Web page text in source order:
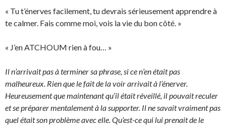
« Tu t’énerves facilement, tu devrais sérieusement apprendre à
te calmer. Fais comme moi, vois la vie du bon côté. »
« J’en ATCHOUM rien à fou… »
Il n’arrivait pas à terminer sa phrase, si ce n’en était pas
malheureux. Rien que le fait de la voir arrivait à l’énerver.
Heureusement que maintenant qu’il était réveillé, il pouvait reculer
et se préparer mentalement à la supporter. Il ne savait vraiment pas
quel était son problème avec elle. Qu’est-ce qui lui prenait de le